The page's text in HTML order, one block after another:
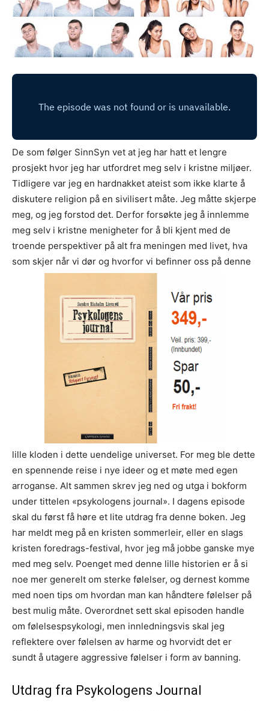
De som følger SinnSyn vet at jeg har hatt et lengre
prosjekt hvor jeg har utfordret meg selv i kristne miljøer.
Tidligere var jeg en hardnakket ateist som ikke klarte å
diskutere religion på en sivilisert måte. Jeg måtte skjerpe
meg, og jeg forstod det. Derfor forsøkte jeg å innlemme
meg selv i kristne menigheter for å bli kjent med de
troende perspektiver på alt fra meningen med livet, hva
som skjer når vi dør og hvorfor vi befinner oss på denne
lille kloden i dette uendelige universet. For meg ble dette
en spennende reise i nye ideer og et møte med egen
arroganse. Alt sammen skrev jeg ned og utga i bokform
under tittelen «psykologens journal». I dagens episode
skal du først få høre et lite utdrag fra denne boken. Jeg
har meldt meg på en kristen sommerleir, eller en slags
kristen foredrags-festival, hvor jeg må jobbe ganske mye
med meg selv. Poenget med denne lille historien er å si
noe mer generelt om sterke følelser, og dernest komme
med noen tips om hvordan man kan håndtere følelser på
best mulig måte. Overordnet sett skal episoden handle
om følelsespsykologi, men innledningsvis skal jeg
reflektere over følelsen av harme og hvorvidt det er
sundt å utagere aggressive følelser i form av banning.
Utdrag fra Psykologens Journal